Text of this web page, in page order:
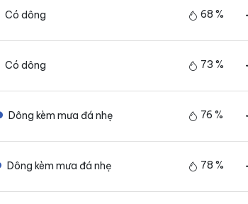
Có dông 68 %
Có dông 73 %
Dông kèm mưa đá nhẹ 76 %
Dông kèm mưa đá nhẹ 78 %